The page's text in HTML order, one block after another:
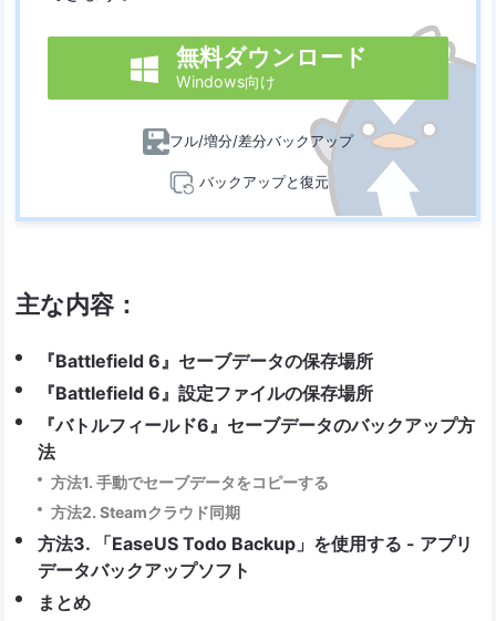
 無料ダウンロード
Windows向け
フル/増分/差分バックアップ
バックアップと復元
主な内容：
『Battlefield 6』セーブデータの保存場所
『Battlefield 6』設定ファイルの保存場所
『バトルフィールド6』セーブデータのバックアップ方
法
方法1. 手動でセーブデータをコピーする
方法2. Steamクラウド同期
方法3. 「EaseUS Todo Backup」を使用する - アプリ
データバックアップソフト
まとめ